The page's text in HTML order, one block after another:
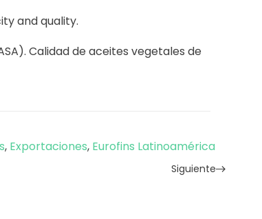
and quality.
Calidad de aceites vegetales de
, Exportaciones, Eurofins Latinoamérica
Siguiente